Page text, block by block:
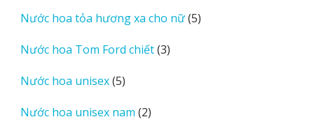
Nước hoa tỏa hương xa cho nữ 55
Nước hoa Tom Ford chiết 33
Nước hoa unisex 55
phẩm
Nước hoa unisex nam 22